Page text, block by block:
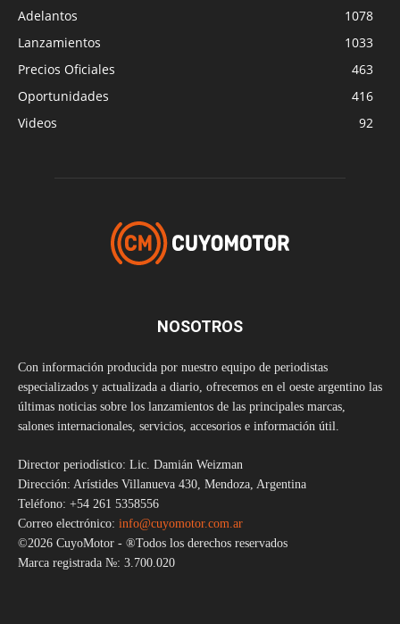
Adelantos
1078
Lanzamientos
1033
Precios Oficiales
463
Oportunidades
416
Videos
92
NOSOTROS
Con información producida por nuestro equipo de periodistas
especializados y actualizada a diario, ofrecemos en el oeste argentino las
últimas noticias sobre los lanzamientos de las principales marcas,
salones internacionales, servicios, accesorios e información útil.
Director periodístico: Lic. Damián Weizman
Dirección: Arístides Villanueva 430, Mendoza, Argentina
Teléfono: +54 261 5358556
Correo electrónico: info@cuyomotor.com.ar
©2026 CuyoMotor - ®Todos los derechos reservados
Marca registrada №: 3.700.020